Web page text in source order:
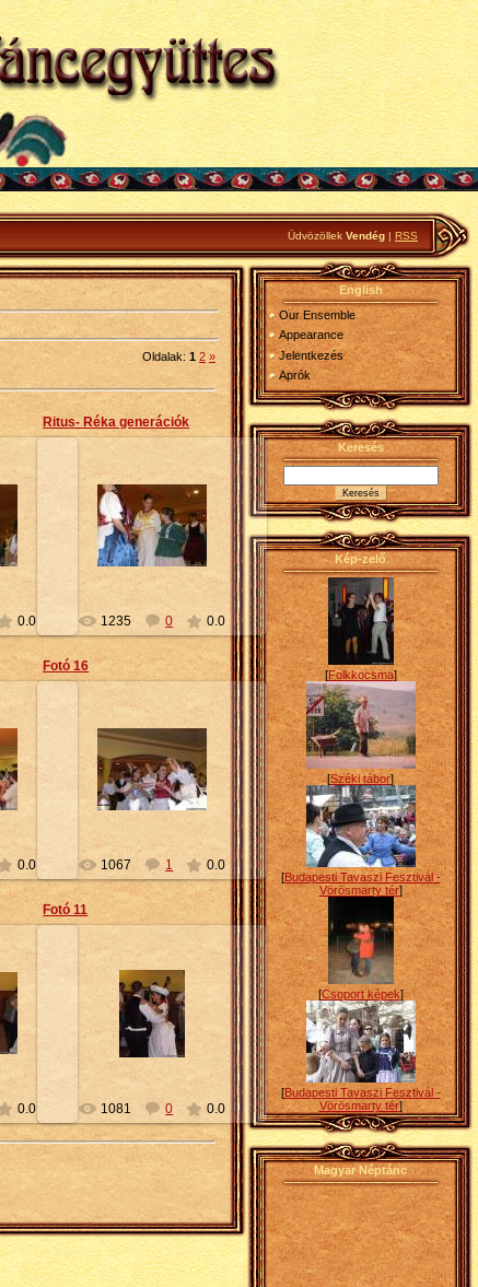
Üdvözöllek Vendég | RSS
Oldalak: 1 2 »
0.0
Ritus- Réka generációk
2010-02-16
Petty
1235 0 0.0
0.0
Fotó 16
2010-02-16
Petty
1067 1 0.0
0.0
Fotó 11
2010-02-16
Petty
1081 0 0.0
English
Our Ensemble
Appearance
Jelentkezés
Aprók
Keresés
Kép-zelő
[Folkkocsma]
[Széki tábor]
[Budapesti Tavaszi Fesztivál -
Vörösmarty tér]
[Csoport képek]
[Budapesti Tavaszi Fesztivál -
Vörösmarty tér]
Magyar Néptánc